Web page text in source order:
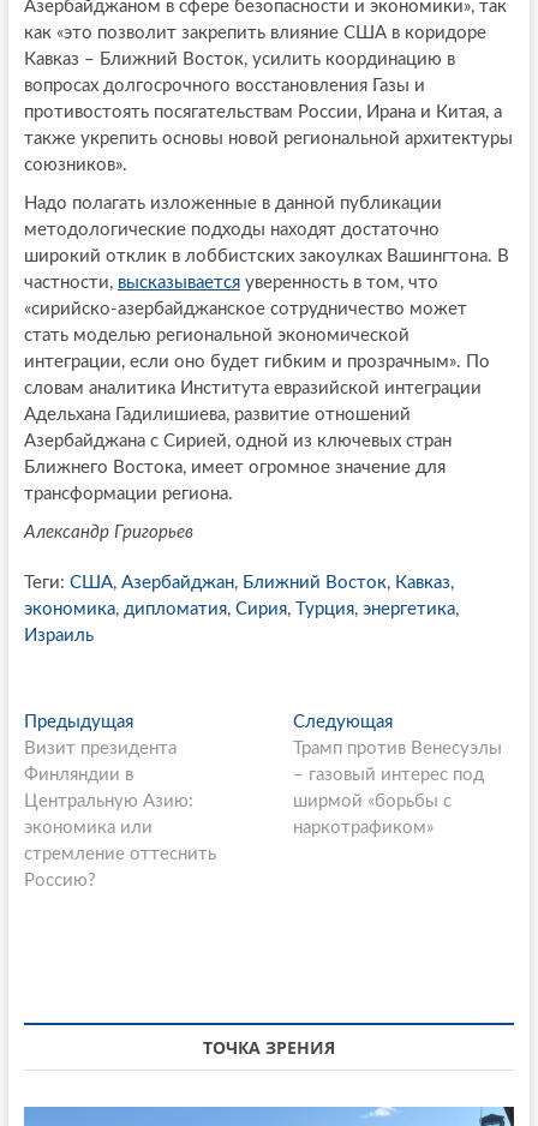
Азербайджаном в сфере безопасности и экономики», так
как «это позволит закрепить влияние США в коридоре
Кавказ – Ближний Восток, усилить координацию в
вопросах долгосрочного восстановления Газы и
противостоять посягательствам России, Ирана и Китая, а
также укрепить основы новой региональной архитектуры
союзников».
Надо полагать изложенные в данной публикации
методологические подходы находят достаточно
широкий отклик в лоббистских закоулках Вашингтона. В
частности, высказываетсяуверенность в том, что
«сирийско-азербайджанское сотрудничество может
стать моделью региональной экономической
интеграции, если оно будет гибким и прозрачным». По
словам аналитика Института евразийской интеграции
Адельхана Гадилишиева, развитие отношений
Азербайджана с Сирией, одной из ключевых стран
Ближнего Востока, имеет огромное значение для
трансформации региона.
Александр Григорьев
Теги: США, Азербайджан, Ближний Восток, Кавказ,
экономика, дипломатия, Сирия, Турция, энергетика,
Израиль
P
o
s
t
n
g
a
t
ПредыдущаяП
р
е
д
ы
д
Визит президента
Финляндии в
Центральную Азию:
экономика или
стремление оттеснить
Россию?
Следующая
л
е
д
у
Трамп против Венесуэлы
– газовый интерес под
ширмой «борьбы с
наркотрафиком»
ТОЧКА ЗРЕНИЯ